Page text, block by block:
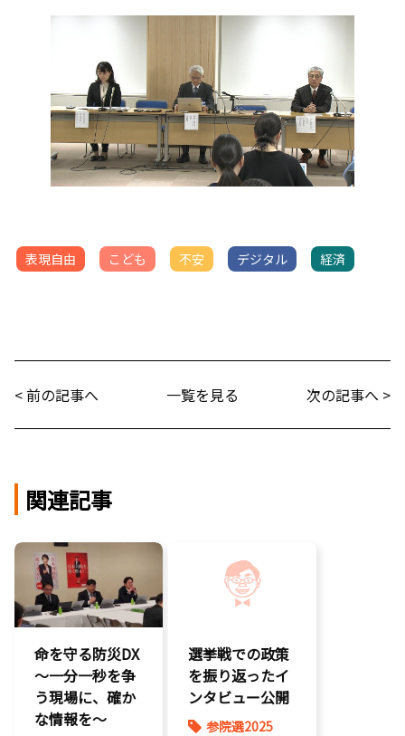
表現自由 こども 不安 デジタル 経済
< 前の記事へ 一覧を見る 次の記事へ >
関連記事
命を守る防災DX
～一分一秒を争
う現場に、確か
な情報を～
選挙戦での政策
を振り返ったイ
ンタビュー公開
参院選2025